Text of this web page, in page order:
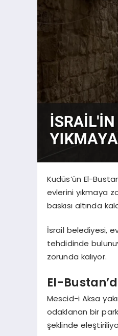
Kudüs’ün El-
evlerini yıkmaya
baskısı altında
İsrail belediyesi,
tehdidinde
zorunda kalıyor.
El-
Mescid-i Aksa
odaklanan bir
şeklinde